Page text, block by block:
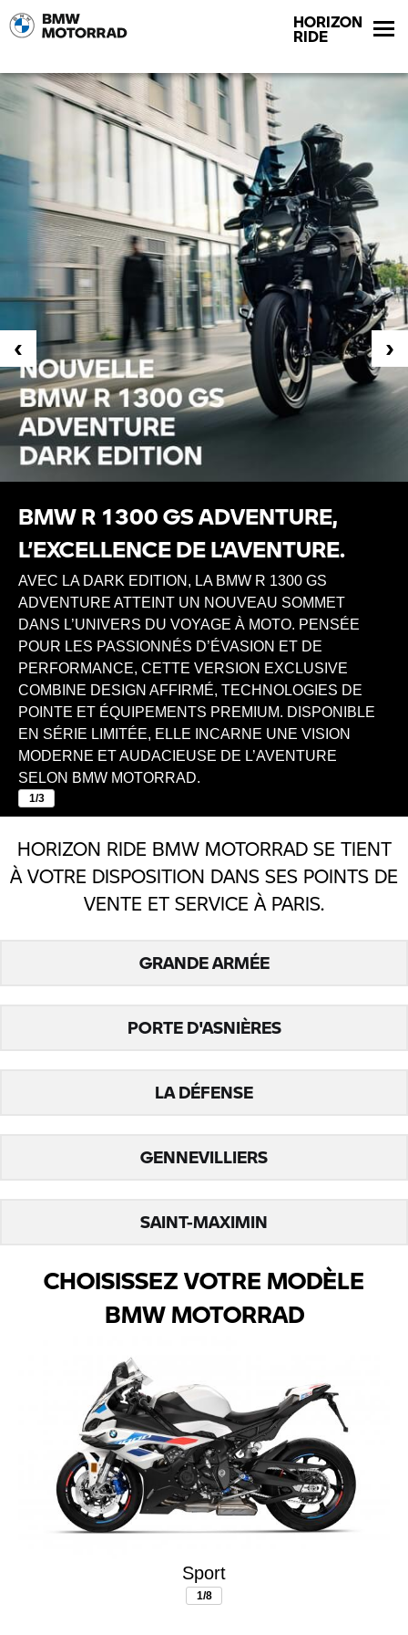
HORIZON
RIDE
BMW R 1300 GS ADVENTURE,
L’EXCELLENCE DE L’AVENTURE.
AVEC LA DARK EDITION, LA BMW R 1300 GS
ADVENTURE ATTEINT UN NOUVEAU SOMMET
DANS L’UNIVERS DU VOYAGE À MOTO. PENSÉE
POUR LES PASSIONNÉS D’ÉVASION ET DE
PERFORMANCE, CETTE VERSION EXCLUSIVE
COMBINE DESIGN AFFIRMÉ, TECHNOLOGIES DE
POINTE ET ÉQUIPEMENTS PREMIUM. DISPONIBLE
EN SÉRIE LIMITÉE, ELLE INCARNE UNE VISION
MODERNE ET AUDACIEUSE DE L’AVENTURE
SELON BMW MOTORRAD.
‹ ›
1/3
HORIZON RIDE BMW MOTORRAD SE TIENT
À VOTRE DISPOSITION DANS SES POINTS DE
VENTE ET SERVICE À PARIS.
GRANDE ARMÉE
PORTE D'ASNIÈRES
LA DÉFENSE
GENNEVILLIERS
SAINT-MAXIMIN
CHOISISSEZ VOTRE MODÈLE
BMW MOTORRAD
Sport
1/8